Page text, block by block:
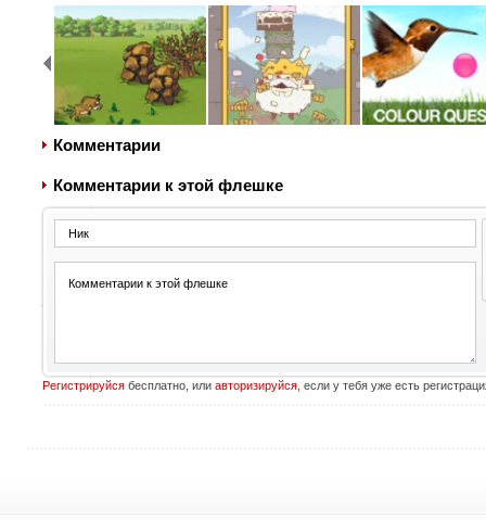
Комментарии
Комментарии к этой флешке
Регистрируйсябесплатно, или авторизируйся, если у тебя уже есть